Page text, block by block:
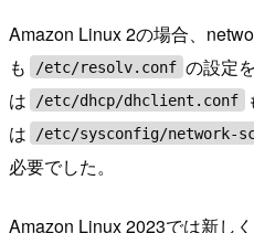
Amazon Linux 2の場合、
も
/etc/resolv.conf の設定
は
/etc/dhcp/dhclient.conf
は
/etc/sysconfig/network-
必要でした。
Amazon Linux 2023では新しく